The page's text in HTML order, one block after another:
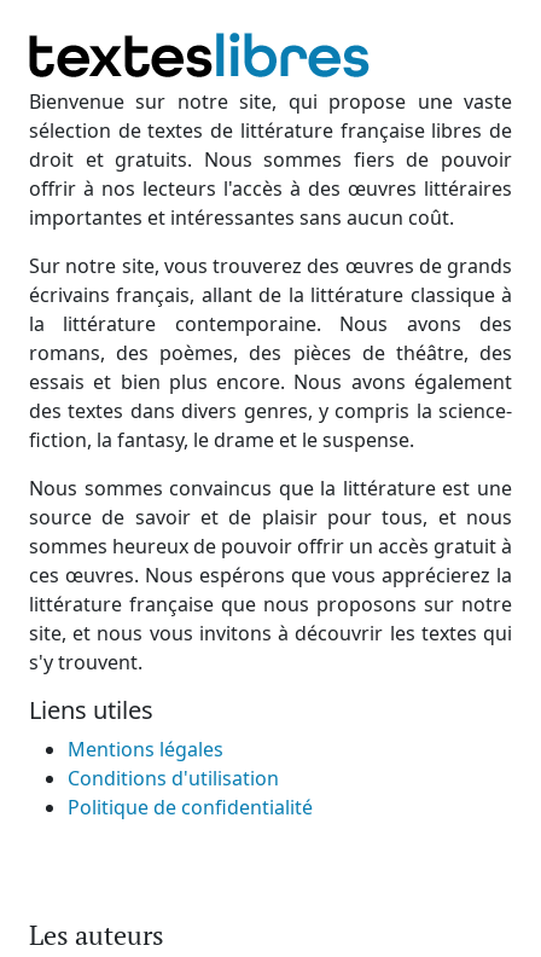
Bienvenue sur notre site, qui propose une vaste
sélection de textes de littérature française libres de
droit et gratuits. Nous sommes fiers de pouvoir
offrir à nos lecteurs l'accès à des œuvres littéraires
importantes et intéressantes sans aucun coût.
Sur notre site, vous trouverez des œuvres de grands
écrivains français, allant de la littérature classique à
la littérature contemporaine. Nous avons des
romans, des poèmes, des pièces de théâtre, des
essais et bien plus encore. Nous avons également
des textes dans divers genres, y compris la science-
fiction, la fantasy, le drame et le suspense.
Nous sommes convaincus que la littérature est une
source de savoir et de plaisir pour tous, et nous
sommes heureux de pouvoir offrir un accès gratuit à
ces œuvres. Nous espérons que vous apprécierez la
littérature française que nous proposons sur notre
site, et nous vous invitons à découvrir les textes qui
s'y trouvent.
Liens utiles
Mentions légales
Conditions d'utilisation
Politique de confidentialité
Les auteurs